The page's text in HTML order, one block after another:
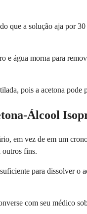
que a solução aja por
e água morna para
pois a acetona
Álcool
em vez de em um
outros fins.
para dissolver
com seu médico